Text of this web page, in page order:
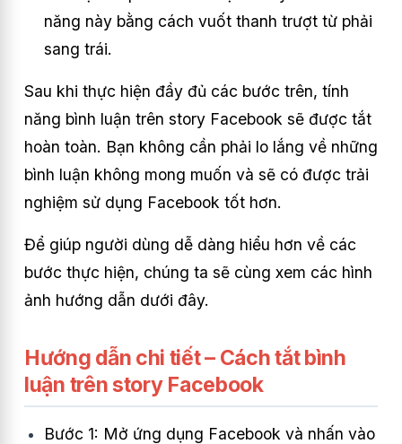
năng này bằng cách vuốt thanh trượt từ phải
sang trái.
Sau khi thực hiện đầy đủ các bước trên, tính
năng bình luận trên story Facebook sẽ được tắt
hoàn toàn. Bạn không cần phải lo lắng về những
bình luận không mong muốn và sẽ có được trải
nghiệm sử dụng Facebook tốt hơn.
Để giúp người dùng dễ dàng hiểu hơn về các
bước thực hiện, chúng ta sẽ cùng xem các hình
ảnh hướng dẫn dưới đây.
Hướng dẫn chi tiết – Cách tắt bình
luận trên story Facebook
Bước 1: Mở ứng dụng Facebook và nhấn vào